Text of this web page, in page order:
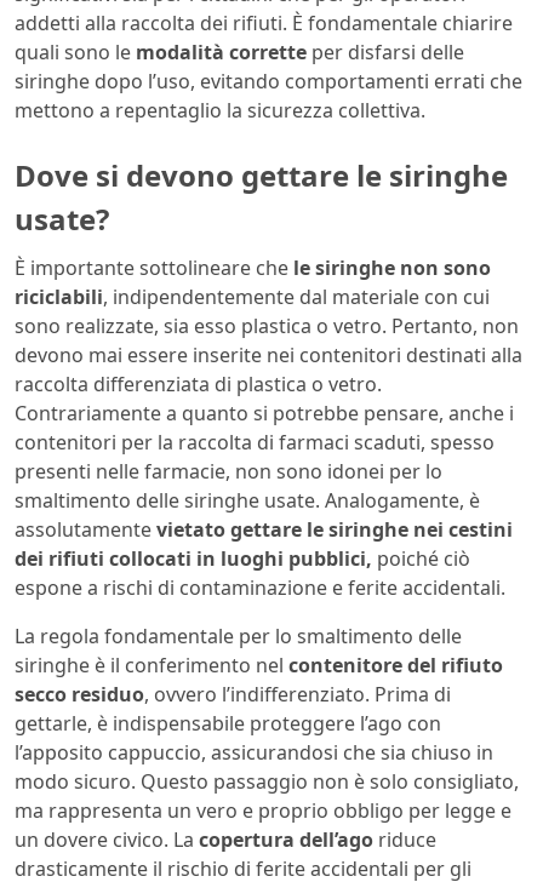
addetti alla raccolta dei rifiuti. È fondamentale chiarire
quali sono le modalità corrette per disfarsi delle
siringhe dopo l’uso, evitando comportamenti errati che
mettono a repentaglio la sicurezza collettiva.
Dove si devono gettare le siringhe
usate?
È importante sottolineare che le siringhe non sono
riciclabili, indipendentemente dal materiale con cui
sono realizzate, sia esso plastica o vetro. Pertanto, non
devono mai essere inserite nei contenitori destinati alla
raccolta differenziata di plastica o vetro.
Contrariamente a quanto si potrebbe pensare, anche i
contenitori per la raccolta di farmaci scaduti, spesso
presenti nelle farmacie, non sono idonei per lo
smaltimento delle siringhe usate. Analogamente, è
assolutamentevietato gettare le siringhe nei cestini
dei rifiuti collocati in luoghi pubblici, poiché ciò
espone a rischi di contaminazione e ferite accidentali.
La regola fondamentale per lo smaltimento delle
siringhe è il conferimento nel contenitore del rifiuto
secco residuo, ovvero l’indifferenziato. Prima di
gettarle, è indispensabile proteggere l’ago con
l’apposito cappuccio, assicurandosi che sia chiuso in
modo sicuro. Questo passaggio non è solo consigliato,
ma rappresenta un vero e proprio obbligo per legge e
un dovere civico. La copertura dell’ago riduce
drasticamente il rischio di ferite accidentali per gli